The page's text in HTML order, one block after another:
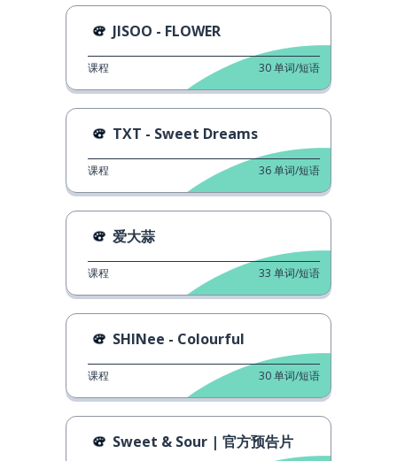
JISOO - FLOWER
课程 30单词/短语
TXT - Sweet Dreams
课程 36单词/短语
爱大蒜
课程 33 单词/短语
SHINee - Colourful
课程 30单词/短语
Sweet & Sour | 官方预告片